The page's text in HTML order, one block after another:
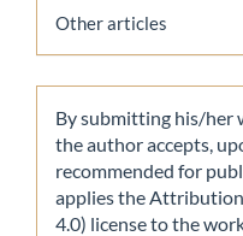
Other articles
By submitting his/her
the author accepts,
recommended for
applies the
4.0) license to the